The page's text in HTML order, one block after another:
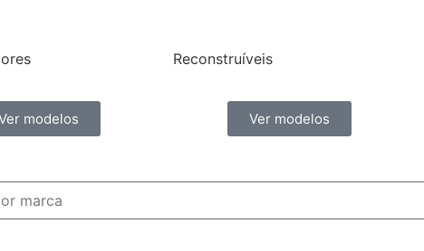
modelos
Reconstruíveis
Ver modelos